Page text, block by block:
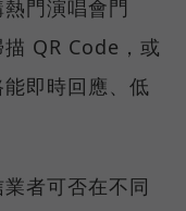
門演唱會門
QR Code，或
即時回應、低
者可否在不同